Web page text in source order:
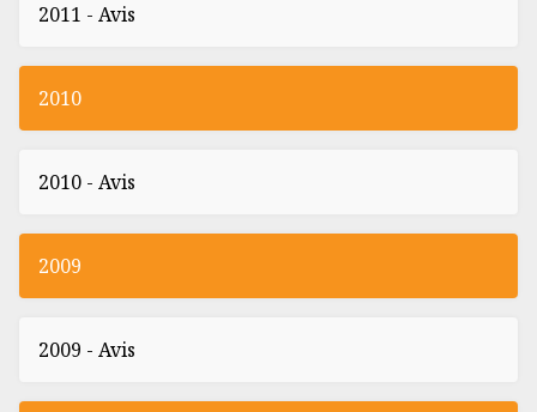
2011 - Avis
2010
2010 - Avis
2009
2009 - Avis